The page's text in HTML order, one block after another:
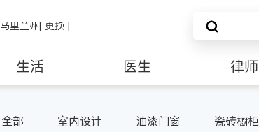
马里兰州[ 更换 ]
生活 医生 律师
全部 室内设计 油漆门窗 瓷砖橱柜